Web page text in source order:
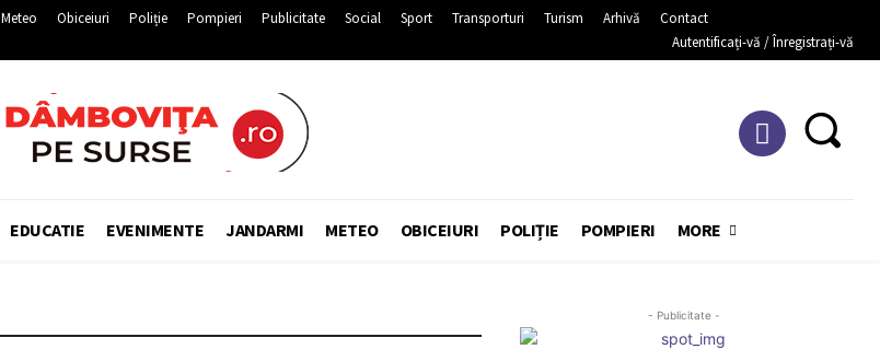
Meteo Obiceiuri Poliție Pompieri Publicitate Social Sport Transporturi Turism Arhivă
Contact
Autentificați-vă / Înregistrați-vă
EDUCATIE EVENIMENTE JANDARMI METEO OBICEIURI POLIȚIE POMPIERI MORE
- Publicitate -